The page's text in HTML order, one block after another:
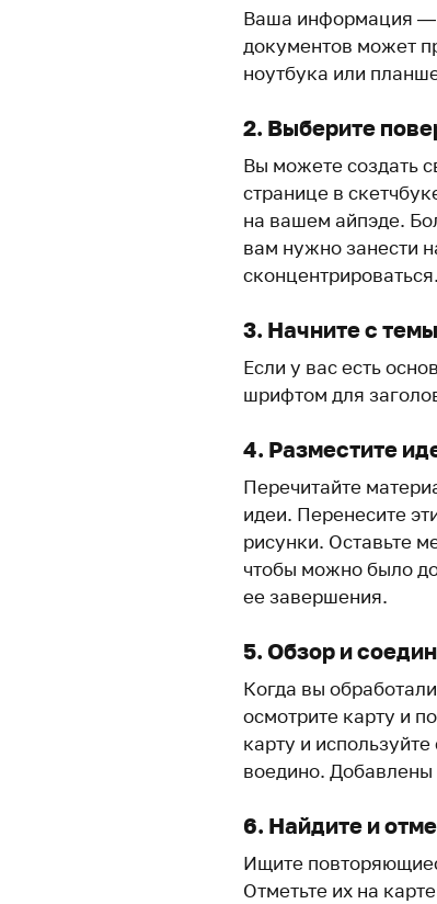
Ваша информация —
документов может
ноутбука или
2. Выберите
Вы можете создать
странице в
на вашем айпэде.
вам нужно занести
сконцентрироваться.
3. Начните с темы
Если у вас есть
шрифтом для
4. Разместите
Перечитайте
идеи. Перенесите
рисунки. Оставьте
чтобы можно было
ее завершения.
5. Обзор и
Когда вы
осмотрите карту и
карту и
воедино.
6. Найдите и
Ищите
Отметьте их на